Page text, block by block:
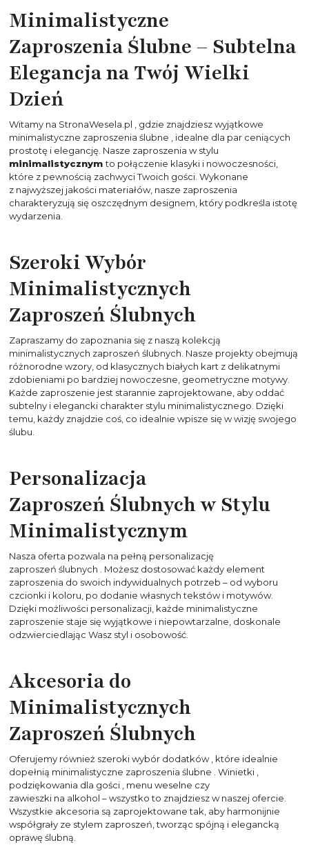
Minimalistyczne
Zaproszenia Ślubne – Subtelna
Elegancja na Twój Wielki
Dzień
Witamy na StronaWesela.pl , gdzie znajdziesz wyjątkowe
minimalistyczne zaproszenia ślubne , idealne dla par ceniących
prostotę i elegancję. Nasze zaproszenia w stylu
minimalistycznymto połączenie klasyki i nowoczesności,
które z pewnością zachwyci Twoich gości. Wykonane
z najwyższej jakości materiałów, nasze zaproszenia
charakteryzują się oszczędnym designem, który podkreśla istotę
wydarzenia.
Szeroki Wybór
Minimalistycznych
Zaproszeń Ślubnych
Zapraszamy do zapoznania się z naszą kolekcją
minimalistycznych zaproszeń ślubnych. Nasze projekty obejmują
różnorodne wzory, od klasycznych białych kart z delikatnymi
zdobieniami po bardziej nowoczesne, geometryczne motywy.
Każde zaproszenie jest starannie zaprojektowane, aby oddać
subtelny i elegancki charakter stylu minimalistycznego. Dzięki
temu, każdy znajdzie coś, co idealnie wpisze się w wizję swojego
ślubu.
Personalizacja
Zaproszeń Ślubnychw Stylu
Minimalistycznym
Nasza oferta pozwala na pełną personalizację
zaproszeń ślubnych . Możesz dostosować każdy element
zaproszenia do swoich indywidualnych potrzeb – od wyboru
czcionki i koloru, po dodanie własnych tekstów i motywów.
Dzięki możliwości personalizacji, każde minimalistyczne
zaproszenie staje się wyjątkowe i niepowtarzalne, doskonale
odzwierciedlając Wasz styl i osobowość.
Akcesoria do
Minimalistycznych
Zaproszeń Ślubnych
Oferujemy również szeroki wybór dodatków, które idealnie
dopełnią minimalistyczne zaproszenia ślubne . Winietki ,
podziękowania dla gości , menu weselne czy
zawieszki na alkohol – wszystko to znajdziesz w naszej ofercie.
Wszystkie akcesoria są zaprojektowane tak, aby harmonijnie
współgrały ze stylem zaproszeń, tworząc spójną i elegancką
oprawę ślubną.